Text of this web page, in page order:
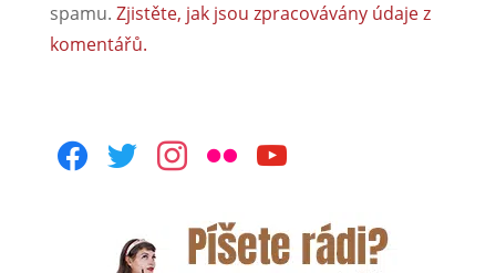
spamu. Zjistěte, jak jsou zpracovávány údaje z
komentářů.
facebooktwitterinstagram
flickr youtube